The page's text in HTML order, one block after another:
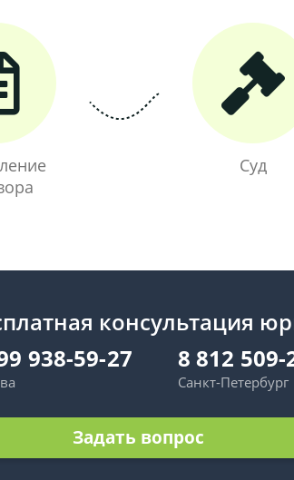
Суд
консультация
938-59-27
8 812 509-
Санкт-Петербург
Задать вопрос